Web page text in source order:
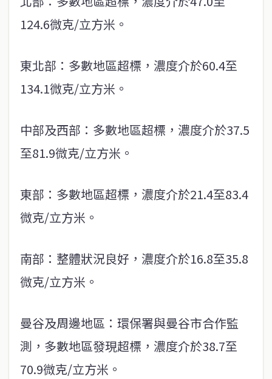
124.6微克/立方米。
東北部：多數地區超標，濃度介於60.4至
134.1微克/立方米。
中部及西部：多數地區超標，濃度介於37.5
至81.9微克/立方米。
東部：多數地區超標，濃度介於21.4至83.4
微克/立方米。
南部：整體狀況良好，濃度介於16.8至35.8
微克/立方米。
曼谷及周邊地區：環保署與曼谷市合作監
測，多數地區發現超標，濃度介於38.7至
70.9微克/立方米。